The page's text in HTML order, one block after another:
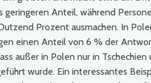
geringeren Anteil, während
Prozent ausmachen. In
einen Anteil von 6 % der
außer in Polen nur in Tschechien
wurde. Ein interessantes